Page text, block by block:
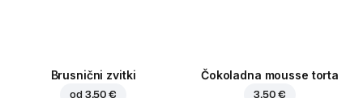
Brusnični zvitki
od 3,50 €
Čokoladna mousse torta
3,50 €